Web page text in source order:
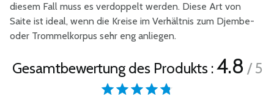
diesem Fall muss es verdoppelt werden. Diese Art von
Saite ist ideal, wenn die Kreise im Verhältnis zum Djembe-
oder Trommelkorpus sehr eng anliegen.
Gesamtbewertung des Produkts :4.8 / 5